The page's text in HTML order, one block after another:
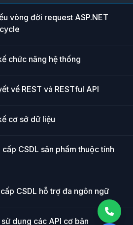
vòng đời request ASP.NET
chức năng hệ thống
về REST và RESTful API
cơ sở dữ liệu
cấp CSDL sản phẩm thuộc tính
cấp CSDL hỗ trợ đa ngôn ngữ
sử dụng các API cơ bản